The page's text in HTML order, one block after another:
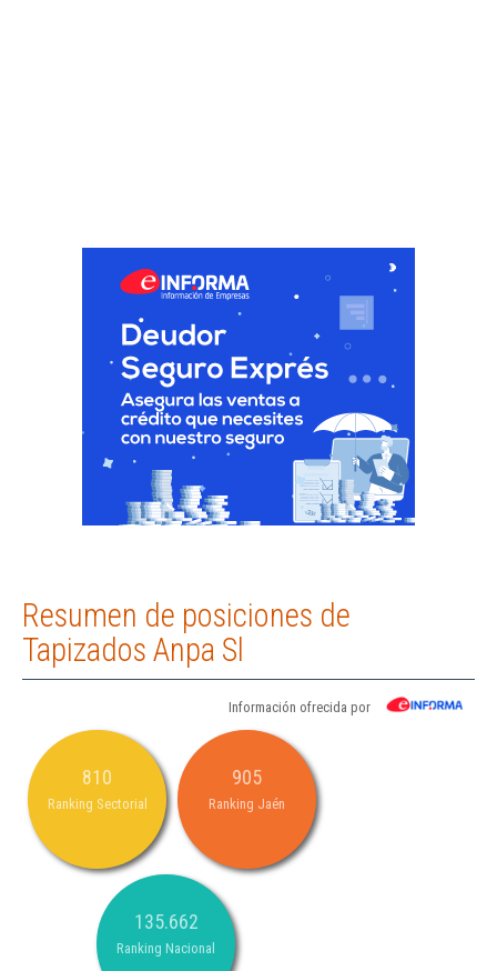
Resumen de posiciones de
Tapizados Anpa Sl
Información ofrecida por
810
Ranking Sectorial
905
Ranking Jaén
135.662
Ranking Nacional